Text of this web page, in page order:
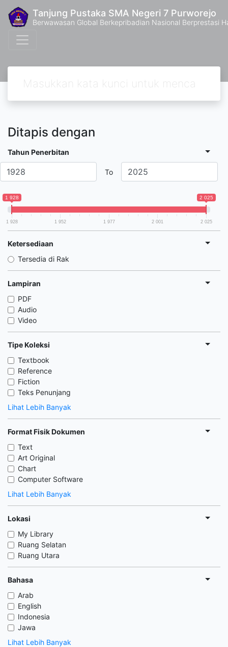
Tanjung Pustaka SMA Negeri 7 Purworejo
Berwawasan Global Berkepribadian Nasional Berprestasi
Ditapis dengan
Tahun Penerbitan
To
1 928 2 025
1 928 1 952 1 977 2 001 2 025
Ketersediaan
Tersedia di Rak
Lampiran
PDF
Audio
Video
Tipe Koleksi
Textbook
Reference
Fiction
Teks Penunjang
Lihat Lebih Banyak
Format Fisik Dokumen
Text
Art Original
Chart
Computer Software
Lihat Lebih Banyak
Lokasi
My Library
Ruang Selatan
Ruang Utara
Bahasa
Arab
English
Indonesia
Jawa
Lihat Lebih Banyak